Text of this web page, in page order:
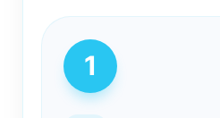
1